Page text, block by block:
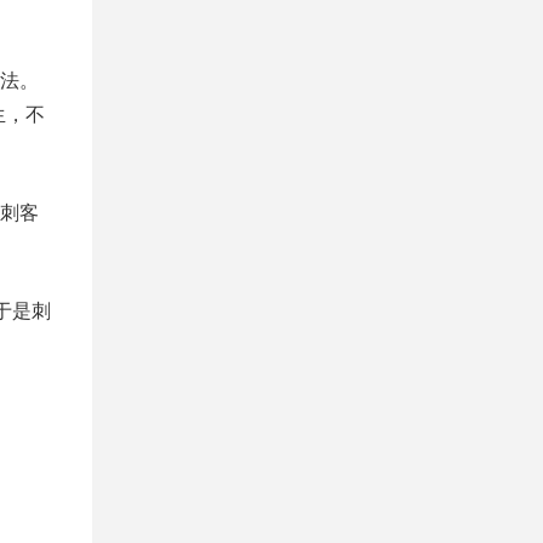
。
不
客
是刺